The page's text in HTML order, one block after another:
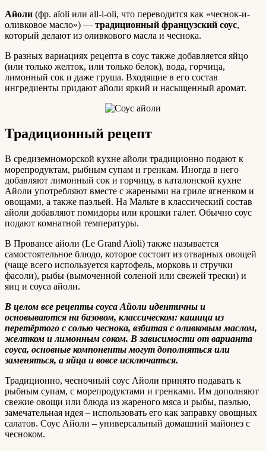
Айоли (фр. aïoli или all-i-oli, что переводится как «чеснок-и-
оливковое масло») — традиционный французский соус,
который делают из оливкового масла и чеснока.
В разных вариациях рецепта в соус также добавляется яйцо
(или только желток, или только белок), вода, горчица,
лимонный сок и даже груша. Входящие в его состав
ингредиенты придают айоли яркий и насыщенный аромат.
Традиционный рецепт
В средиземноморской кухне айоли традиционно подают к
морепродуктам, рыбным супам и гренкам. Иногда в него
добавляют лимонный сок и горчицу, в каталонской кухне
Айоли употребляют вместе с жареными на гриле ягненком и
овощами, а также паэльей. На Мальте в классический состав
айоли добавляют помидоры или крошки галет. Обычно соус
подают комнатной температуры.
В Провансе айоли (Le Grand Aïoli) также называется
самостоятельное блюдо, которое состоит из отварных овощей
(чаще всего используется картофель, морковь и стручки
фасоли), рыбы (вымоченной соленой или свежей трески) и
яиц и соуса айоли.
В целом все рецепты соуса Айоли идентичны и
основываются на базовом, классическом: кашица из
перетёртого с солью чеснока, взбитая с оливковым маслом,
желтком и лимонным соком. В зависимости от варианта
соуса, основные компоненты могут дополняться или
заменяться, а яйца и вовсе исключаться.
Традиционно, чесночный соус Айоли принято подавать к
рыбным супам, с морепродуктами и гренками. Им дополняют
свежие овощи или блюда из жареного мяса и рыбы, паэлью,
замечательная идея – использовать его как заправку овощных
салатов. Соус Айоли – универсальный домашний майонез с
чесноком.